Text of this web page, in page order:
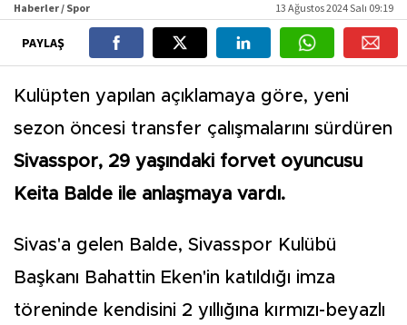
Haberler / Spor 13 Ağustos 2024 Salı 09:19
PAYLAŞ
Kulüpten yapılan açıklamaya göre, yeni
sezon öncesi transfer çalışmalarını sürdüren
Sivasspor, 29 yaşındaki forvet oyuncusu
Keita Balde ile anlaşmaya vardı.
Sivas'a gelen Balde, Sivasspor Kulübü
Başkanı Bahattin Eken'in katıldığı imza
töreninde kendisini 2 yıllığına kırmızı-beyazlı